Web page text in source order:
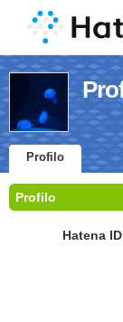
Profilo
Profilo
Hatena ID